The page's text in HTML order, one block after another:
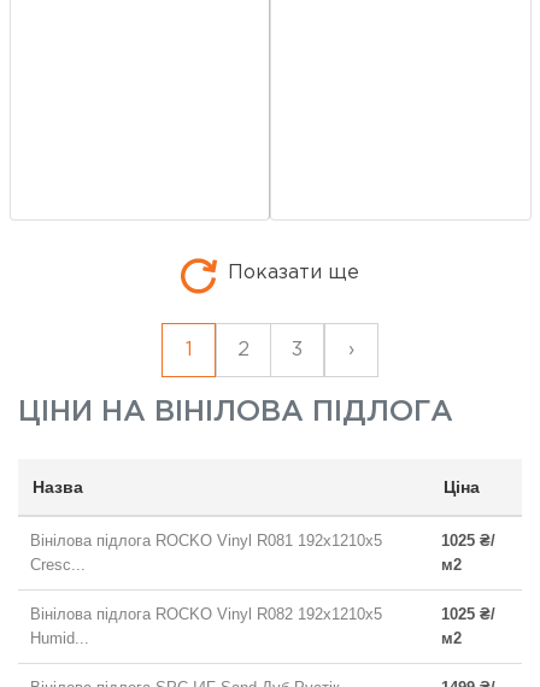
Показати ще
2 3 ›
ЦІНИ НА ВІНІЛОВА ПІДЛОГА
Назва Ціна
Вінілова підлога ROCKO Vinyl R081 192x1210x5
Cresc...
1025 ₴/
м2
Вінілова підлога ROCKO Vinyl R082 192x1210x5
Humid...
1025 ₴/
м2